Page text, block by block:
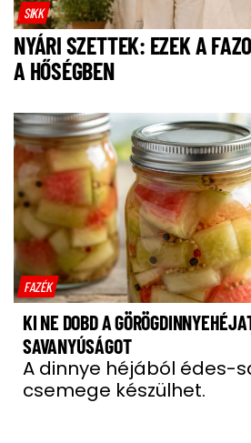
SIKK
NYÁRI SZETTEK: EZEK A
A HŐSÉGBEN
FAZÉK
KI NE DOBD A
SAVANYÚSÁGOT
A dinnye héjából édes-
csemege készülhet.